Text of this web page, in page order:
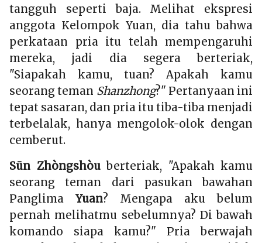
tangguh seperti baja. Melihat ekspresi
anggota Kelompok Yuan, dia tahu bahwa
perkataan pria itu telah mempengaruhi
mereka, jadi dia segera berteriak,
"Siapakah kamu, tuan? Apakah kamu
seorang teman Shanzhong?" Pertanyaan ini
tepat sasaran, dan pria itu tiba-tiba menjadi
terbelalak, hanya mengolok-olok dengan
cemberut.
Sūn Zhòngshòuberteriak, "Apakah kamu
seorang teman dari pasukan bawahan
Panglima Yuan? Mengapa aku belum
pernah melihatmu sebelumnya? Di bawah
komando siapa kamu?" Pria berwajah